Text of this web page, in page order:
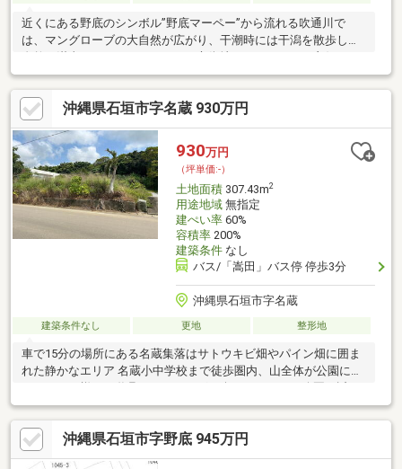
近くにある野底のシンボル”野底マーペー”から流れる吹通川で
は、マングローブの大自然が広がり、干潮時には干潟を散歩して
自然を満喫することができます。市街地へのアクセスも良好なた
め、別荘としてはもちろん、隠れ家的なカフェやペンションなど
の経営にもオススメです。手数料 売買代金の３パーセント＋６
万円消費税別沖縄県石垣市字名蔵 930万円
930万円
（坪単価:-）
土地面積307.43m2
用途地域無指定
建ぺい率60%
容積率200%
建築条件なし
バス/「嵩田」バス停 停歩3分
沖縄県石垣市字名蔵
建築条件なし 更地 整形地
車で15分の場所にある名蔵集落はサトウキビ畑やパイン畑に囲ま
れた静かなエリア 名蔵小中学校まで徒歩圏内、山全体が公園にな
為、静かな環境での子育てを望まれるご家庭には特にオススメし
たい物件です。契約後、地目変更及び分筆予定
沖縄県石垣市字野底 945万円